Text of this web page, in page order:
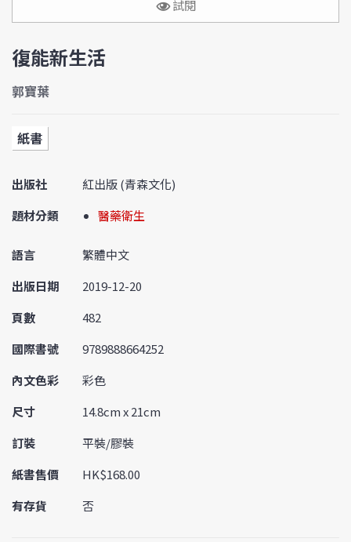
試閱
復能新生活
郭寶葉
紙書
出版社
紅出版 (青森文化)
題材分類
醫藥衛生
語言
繁體中文
出版日期
2019-12-20
頁數
482
國際書號
9789888664252
內文色彩
彩色
尺寸
14.8cm x 21cm
訂裝
平裝/膠裝
紙書售價
HK$168.00
有存貨
否